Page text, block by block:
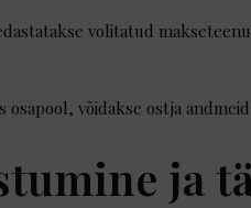
volitatud
osapool, võidakse ostja
ja